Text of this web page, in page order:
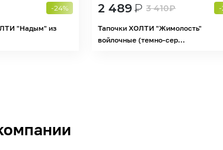
-24%
"Надым" из
2 489₽ 3 410₽ -
Тапочки ХОЛТИ "Жимолость"
войлочные (темно-сер...